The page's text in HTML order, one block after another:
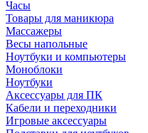
Часы
Товары для маникюра
Массажеры
Весы напольные
Ноутбуки и компьютеры
Моноблоки
Ноутбуки
Аксессуары для ПК
Кабели и переходники
Игровые аксессуары